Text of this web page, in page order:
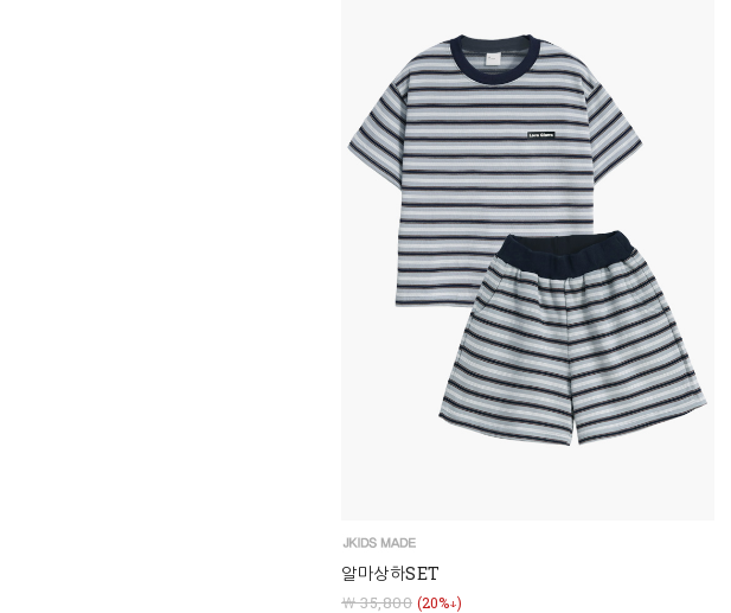
알마상하SET
￦ 35,800 (20%↓)